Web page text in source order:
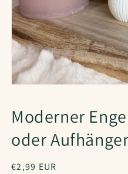
Moderner
oder
Normaler
€2,99 EUR